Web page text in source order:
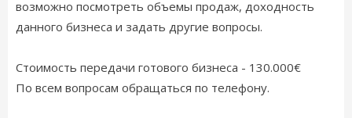
возможно посмотреть объемы продаж, доходность
данного бизнеса и задать другие вопросы.
Стоимость передачи готового бизнеса - 130.000€
По всем вопросам обращаться по телефону.